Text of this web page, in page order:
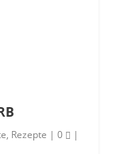
, Rezepte |0 |